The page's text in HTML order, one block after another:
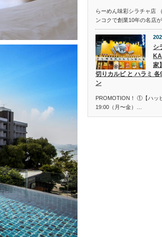
らーめん味彩シラチャ店
ンコクで創業10年の名店
シ
家
切りカルビ と ハラミ
ン
PROMOTION！ ①【ハッ
19:00（月〜金）…